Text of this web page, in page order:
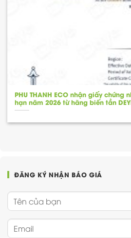
PHU THANH ECO nhận giấy chứng
hạn năm 2026 từ hãng biến tần
ĐĂNG KÝ NHẬN BÁO GIÁ